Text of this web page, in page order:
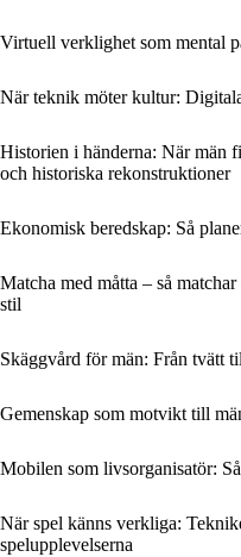
Virtuell verklighet som mental
När teknik möter kultur:
Historien i händerna: När män
och historiska rekonstruktioner
Ekonomisk beredskap: Så
Matcha med måtta – så
stil
Skäggvård för män: Från tvätt
Gemenskap som motvikt till
Mobilen som livsorganisatör:
När spel känns verkliga:
spelupplevelserna